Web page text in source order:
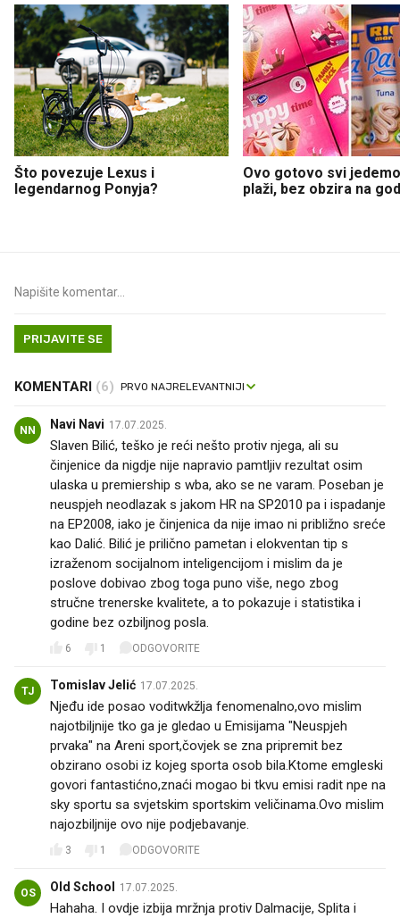
Što povezuje Lexus i
legendarnog Ponyja?
Ovo gotovo svi
plaži, bez obzira na
PRIJAVITE SE
KOMENTARI (6)
NN Navi Navi 17.07.2025.
Slaven Bilić, teško je reći nešto protiv njega, ali su
činjenice da nigdje nije napravio pamtljiv rezultat osim
ulaska u premiership s wba, ako se ne varam. Poseban je
neuspjeh neodlazak s jakom HR na SP2010 pa i ispadanje
na EP2008, iako je činjenica da nije imao ni približno sreće
kao Dalić. Bilić je prilično pametan i elokventan tip s
izraženom socijalnom inteligencijom i mislim da je
poslove dobivao zbog toga puno više, nego zbog
stručne trenerske kvalitete, a to pokazuje i statistika i
godine bez ozbiljnog posla.
6 1 ODGOVORITE
TJ Tomislav Jelić 17.07.2025.
Njeđu ide posao voditwkžlja fenomenalno,ovo mislim
najotbiljnije tko ga je gledao u Emisijama "Neuspjeh
prvaka" na Areni sport,čovjek se zna pripremit bez
obzirano osobi iz kojeg sporta osob bila.Ktome emgleski
govori fantastićno,znaći mogao bi tkvu emisi radit npe na
sky sportu sa svjetskim sportskim veličinama.Ovo mislim
najozbiljnije ovo nije podjebavanje.
3 1 ODGOVORITE
OS Old School 17.07.2025.
Hahaha. I ovdje izbija mržnja protiv Dalmacije, Splita i